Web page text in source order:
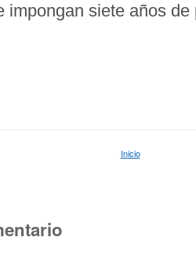
impongan siete años
Inicio